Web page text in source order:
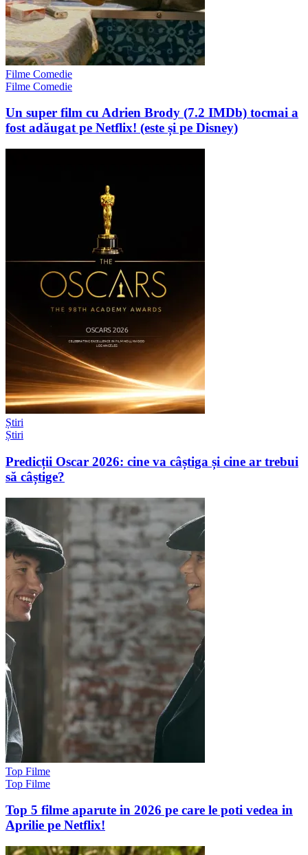
Filme Comedie
Filme Comedie
Un super film cu Adrien Brody (7.2 IMDb) tocmai a
fost adăugat pe Netflix! (este și pe Disney)
Știri
Știri
Predicții Oscar 2026: cine va câștiga și cine ar trebui
să câștige?
Top Filme
Top Filme
Top 5 filme aparute in 2026 pe care le poti vedea in
Aprilie pe Netflix!